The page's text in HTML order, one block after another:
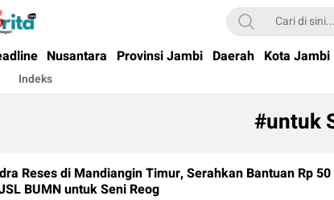
Negeri
Nusantara Provinsi Jambi Daerah Kota Jambi
Indeks
#untuk
Reses di Mandiangin Timur, Serahkan Bantuan Rp
BUMN untuk Seni Reog